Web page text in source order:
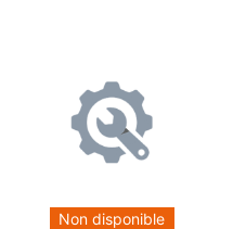
Non disponible